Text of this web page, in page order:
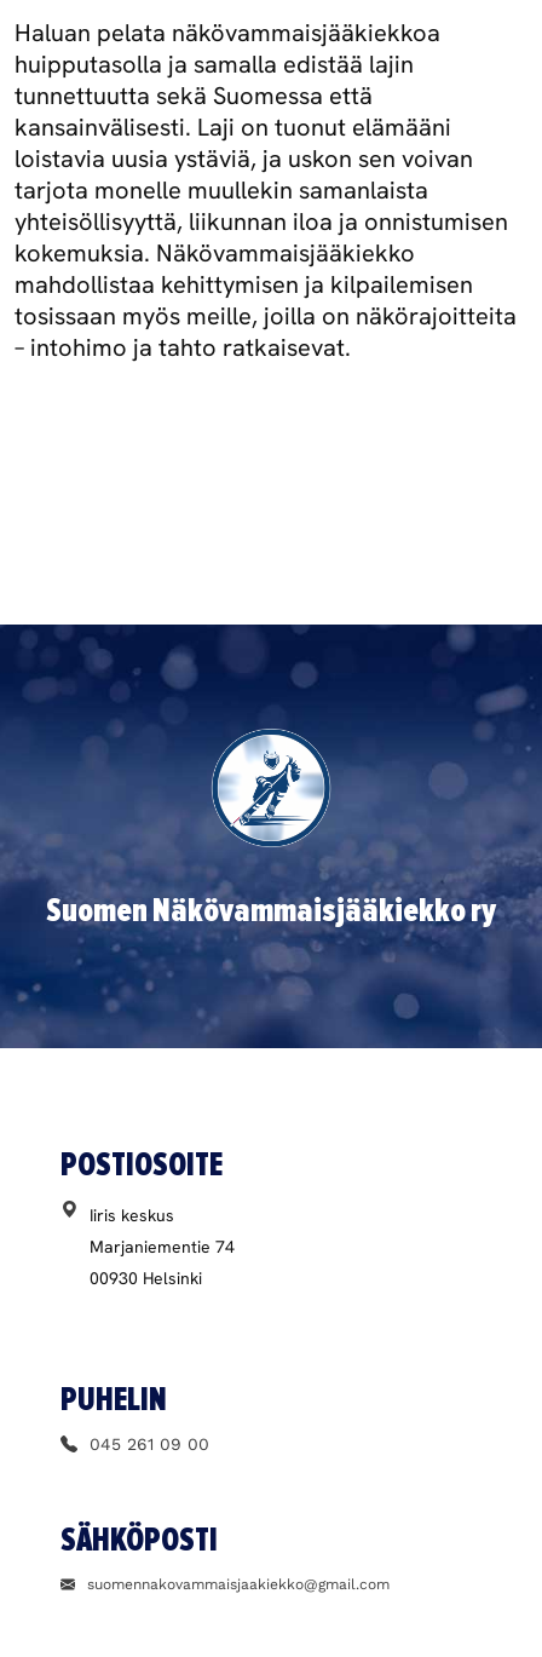
Haluan pelata näkövammaisjääkiekkoa
huipputasolla ja samalla edistää lajin
tunnettuutta sekä Suomessa että
kansainvälisesti. Laji on tuonut elämääni
loistavia uusia ystäviä, ja uskon sen voivan
tarjota monelle muullekin samanlaista
yhteisöllisyyttä, liikunnan iloa ja onnistumisen
kokemuksia. Näkövammaisjääkiekko
mahdollistaa kehittymisen ja kilpailemisen
tosissaan myös meille, joilla on näkörajoitteita
– intohimo ja tahto ratkaisevat.
Suomen Näkövammaisjääkiekko ry
POSTIOSOITE
Iiris keskus
Marjaniementie 74
00930 Helsinki
PUHELIN
045 261 09 00
SÄHKÖPOSTI
suomennakovammaisjaakiekko@gmail.com